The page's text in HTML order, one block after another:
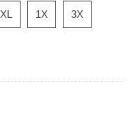
XL 1X 3X